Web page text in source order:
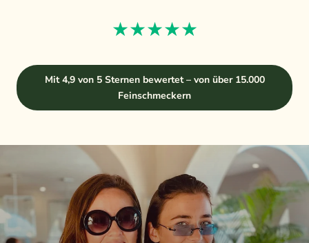
★★★★★
Mit 4,9 von 5 Sternen bewertet – von über 15.000
Feinschmeckern